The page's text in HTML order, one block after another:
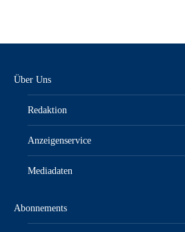
Über Uns
Redaktion
Anzeigenservice
Mediadaten
Abonnements